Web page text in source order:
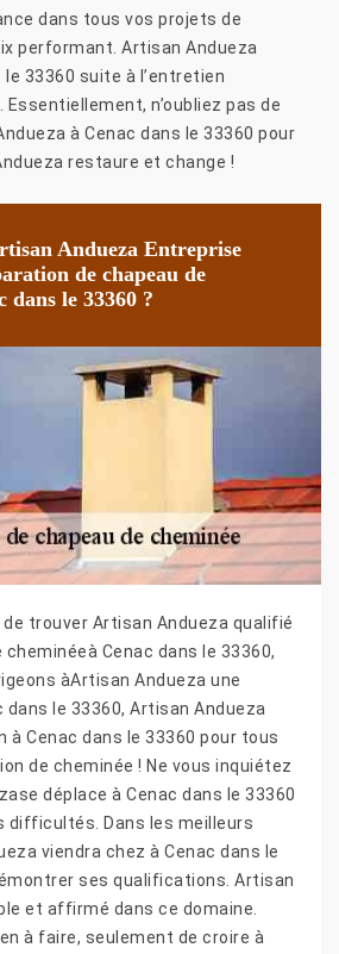
dans tous vos projets de
performant. Artisan Andueza
33360 suite à l’entretien
n’oubliez pas de
à Cenac dans le 33360 pour
restaure et change !
Andueza Entreprise
de chapeau de
dans le 33360 ?
de trouver Artisan Andueza qualifié
Cenac dans le 33360,
àArtisan Andueza une
le 33360, Artisan Andueza
Cenac dans le 33360 pour tous
de cheminée ! Ne vous inquiétez
déplace à Cenac dans le 33360
difficultés. Dans les meilleurs
viendra chez à Cenac dans le
ses qualifications. Artisan
et affirmé dans ce domaine.
à faire, seulement de croire à